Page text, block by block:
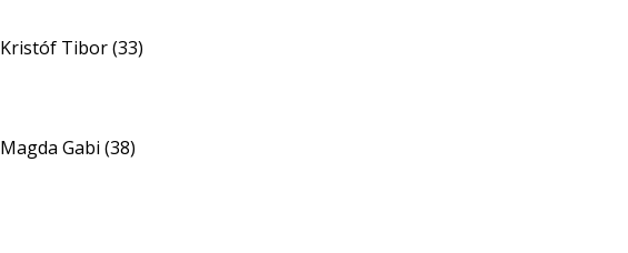
Kristóf Tibor (33)
Magda Gabi (38)